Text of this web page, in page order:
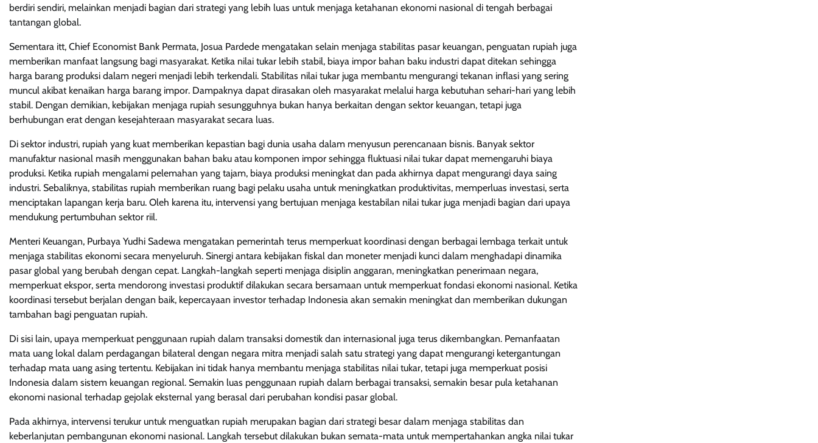
berdiri sendiri, melainkan menjadi bagian dari strategi yang lebih luas untuk menjaga ketahanan ekonomi nasional di tengah berbagai
tantangan global.
Sementara itt, Chief Economist Bank Permata, Josua Pardede mengatakan selain menjaga stabilitas pasar keuangan, penguatan rupiah juga
memberikan manfaat langsung bagi masyarakat. Ketika nilai tukar lebih stabil, biaya impor bahan baku industri dapat ditekan sehingga
harga barang produksi dalam negeri menjadi lebih terkendali. Stabilitas nilai tukar juga membantu mengurangi tekanan inflasi yang sering
muncul akibat kenaikan harga barang impor. Dampaknya dapat dirasakan oleh masyarakat melalui harga kebutuhan sehari-hari yang lebih
stabil. Dengan demikian, kebijakan menjaga rupiah sesungguhnya bukan hanya berkaitan dengan sektor keuangan, tetapi juga
berhubungan erat dengan kesejahteraan masyarakat secara luas.
Di sektor industri, rupiah yang kuat memberikan kepastian bagi dunia usaha dalam menyusun perencanaan bisnis. Banyak sektor
manufaktur nasional masih menggunakan bahan baku atau komponen impor sehingga fluktuasi nilai tukar dapat memengaruhi biaya
produksi. Ketika rupiah mengalami pelemahan yang tajam, biaya produksi meningkat dan pada akhirnya dapat mengurangi daya saing
industri. Sebaliknya, stabilitas rupiah memberikan ruang bagi pelaku usaha untuk meningkatkan produktivitas, memperluas investasi, serta
menciptakan lapangan kerja baru. Oleh karena itu, intervensi yang bertujuan menjaga kestabilan nilai tukar juga menjadi bagian dari upaya
mendukung pertumbuhan sektor riil.
Menteri Keuangan, Purbaya Yudhi Sadewa mengatakan pemerintah terus memperkuat koordinasi dengan berbagai lembaga terkait untuk
menjaga stabilitas ekonomi secara menyeluruh. Sinergi antara kebijakan fiskal dan moneter menjadi kunci dalam menghadapi dinamika
pasar global yang berubah dengan cepat. Langkah-langkah seperti menjaga disiplin anggaran, meningkatkan penerimaan negara,
memperkuat ekspor, serta mendorong investasi produktif dilakukan secara bersamaan untuk memperkuat fondasi ekonomi nasional. Ketika
koordinasi tersebut berjalan dengan baik, kepercayaan investor terhadap Indonesia akan semakin meningkat dan memberikan dukungan
tambahan bagi penguatan rupiah.
Di sisi lain, upaya memperkuat penggunaan rupiah dalam transaksi domestik dan internasional juga terus dikembangkan. Pemanfaatan
mata uang lokal dalam perdagangan bilateral dengan negara mitra menjadi salah satu strategi yang dapat mengurangi ketergantungan
terhadap mata uang asing tertentu. Kebijakan ini tidak hanya membantu menjaga stabilitas nilai tukar, tetapi juga memperkuat posisi
Indonesia dalam sistem keuangan regional. Semakin luas penggunaan rupiah dalam berbagai transaksi, semakin besar pula ketahanan
ekonomi nasional terhadap gejolak eksternal yang berasal dari perubahan kondisi pasar global.
Pada akhirnya, intervensi terukur untuk menguatkan rupiah merupakan bagian dari strategi besar dalam menjaga stabilitas dan
keberlanjutan pembangunan ekonomi nasional. Langkah tersebut dilakukan bukan semata-mata untuk mempertahankan angka nilai tukar